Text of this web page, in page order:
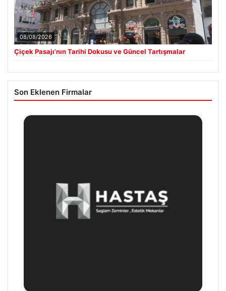
08/08/2026
Çiçek Pasajı’nın Tarihi Dokusu ve Güncel Tartışmalar
Son Eklenen Firmalar